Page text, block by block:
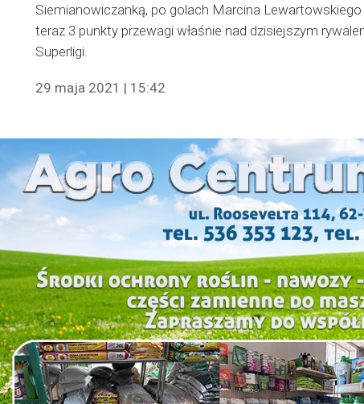
Siemianowiczanką, po golach Marcina
teraz 3 punkty przewagi właśnie nad dzisiejszym
Superligi.
29 maja 2021 | 15:42